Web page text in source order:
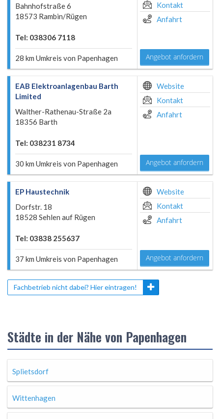
Bahnhofstraße 6
18573 Rambin/Rügen
Tel: 038306 7118
28 km Umkreis von Papenhagen
Kontakt
Anfahrt
Angebot anfordern
EAB Elektroanlagenbau Barth
Limited
Walther-Rathenau-Straße 2a
18356 Barth
Tel: 038231 8734
30 km Umkreis von Papenhagen
Website
Kontakt
Anfahrt
Angebot anfordern
EP Haustechnik
Dorfstr. 18
18528 Sehlen auf Rügen
Tel: 03838 255637
37 km Umkreis von Papenhagen
Website
Kontakt
Anfahrt
Angebot anfordern
Fachbetrieb nicht dabei? Hier eintragen!
Städte in der Nähe von Papenhagen
Splietsdorf
Wittenhagen